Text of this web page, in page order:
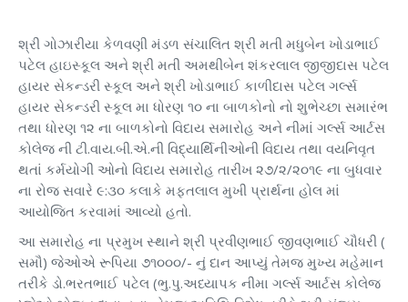
શ્રી ગોઝારીયા કેળવણી મંડળ સંચાલિત શ્રી મતી મધુબેન ખોડાભાઈ
પટેલ હાઇસ્કૂલ અને શ્રી મતી અમથીબેન શંકરલાલ જીજીદાસ પટેલ
હાયર સેકન્ડરી સ્કૂલ અને શ્રી ખોડાભાઈ કાળીદાસ પટેલ ગર્લ્સ
હાયર સેકન્ડરી સ્કૂલ મા ધોરણ ૧૦ ના બાળકોનો નો શુભેચ્છા સમારંભ
તથા ધોરણ ૧૨ ના બાળકોનો વિદાય સમારોહ અને નીમાં ગર્લ્સ આર્ટસ
કોલેજ ની ટી.વાય.બી.એ.ની વિદ્યાર્થિનીઓની વિદાય તથા વયનિવૃત
થતાં કર્મયોગી ઓનો વિદાય સમારોહ તારીખ ૨૭/૨/૨૦૧૯ ના બુધવાર
ના રોજ સવારે ૯:૩૦ કલાકે મફતલાલ મુખી પ્રાર્થના હોલ માં
આયોજિત કરવામાં આવ્યો હતો.
આ સમારોહ ના પ્રમુખ સ્થાને શ્રી પ્રવીણભાઈ જીવણભાઈ ચૌધરી (
સમૌ) જેઓએ રૂપિયા ૭૧૦૦૦/- નું દાન આપ્યું તેમજ મુખ્ય મહેમાન
તરીકે ડો.ભરતભાઈ પટેલ (ભુ.પુ.અધ્યાપક નીમા ગર્લ્સ આર્ટસ કોલેજ